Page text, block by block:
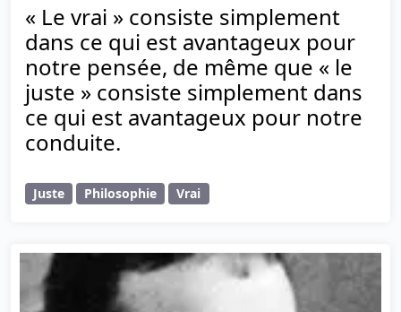
« Le vrai » consiste simplement
dans ce qui est avantageux pour
notre pensée, de même que « le
juste » consiste simplement dans
ce qui est avantageux pour notre
conduite.
Juste Philosophie Vrai